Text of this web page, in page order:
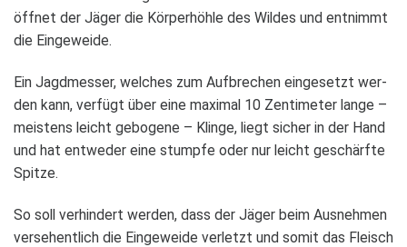
öff­net der Jäger die Kör­per­höhle des Wil­des und ent­nimmt
die Ein­ge­weide.
Ein Jagd­mes­ser, wel­ches zum Auf­bre­chen ein­ge­setzt wer­
den kann, ver­fügt über eine maxi­mal 10 Zen­ti­me­ter lange –
meis­tens leicht gebo­gene – Klinge, liegt sicher in der Hand
und hat ent­we­der eine stumpfe oder nur leicht geschärfte
Spitze.
So soll ver­hin­dert wer­den, dass der Jäger beim Aus­neh­men
ver­se­hent­lich die Ein­ge­weide ver­letzt und somit das Fleisch